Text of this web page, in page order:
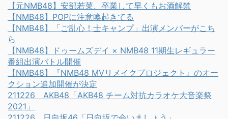
【元NMB48】安部若菜、卒業して早くもお酒解禁
【NMB48】POPに注意喚起きてる
【NMB48】「ご乱心！士キャンプ」出演メンバーがこち
ら
【NMB48】ドゥームズデイ × NMB48 11期生レギュラー
番組出演バトル開催
【NMB48】『NMB48 MVリメイクプロジェクト』のオー
クション追加開催が決定
211226 AKB48「AKB48 チーム対抗カラオケ大音楽祭
2021」